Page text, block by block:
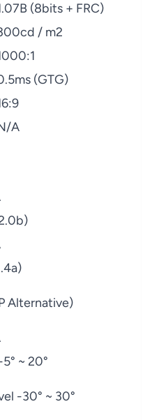
(8bits + FRC)
/ m2
(GTG)
A
Alternative)
~ 20°
-30° ~ 30°